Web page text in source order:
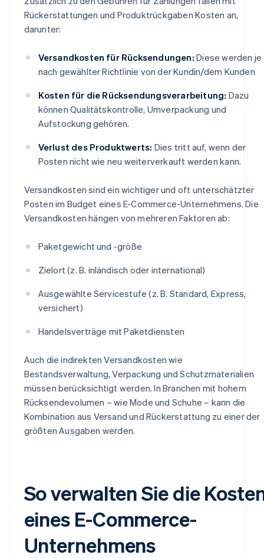
Rückerstattungen und Produktrückgaben Kosten an,
darunter:
Versandkosten für Rücksendungen: Diese werden je
nach gewählter Richtlinie von der Kundin/dem Kunden
Kosten für die Rücksendungsverarbeitung: Dazu
können Qualitätskontrolle, Umverpackung und
Aufstockung gehören.
Verlust des Produktwerts: Dies tritt auf, wenn der
Posten nicht wie neu weiterverkauft werden kann.
Versandkosten sind ein wichtiger und oft unterschätzter
Posten im Budget eines E-Commerce-Unternehmens. Die
Versandkosten hängen von mehreren Faktoren ab:
Paketgewicht und -größe
Zielort (z. B. inländisch oder international)
Ausgewählte Servicestufe (z. B. Standard, Express,
versichert)
Handelsverträge mit Paketdiensten
Auch die indirekten Versandkosten wie
Bestandsverwaltung, Verpackung und Schutzmaterialien
müssen berücksichtigt werden. In Branchen mit hohem
Rücksendevolumen – wie Mode und Schuhe – kann die
Kombination aus Versand und Rückerstattung zu einer der
größten Ausgaben werden.
So verwalten Sie die
eines E-Commerce-
Unternehmens